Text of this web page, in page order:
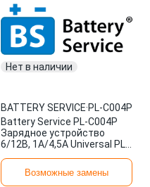
Нет в наличии
BATTERY SERVICE·PL-C004P
Battery Service PL-C004P
Зарядное устройство
6/12В, 1А/4,5A Universal PL-
Возможные замены